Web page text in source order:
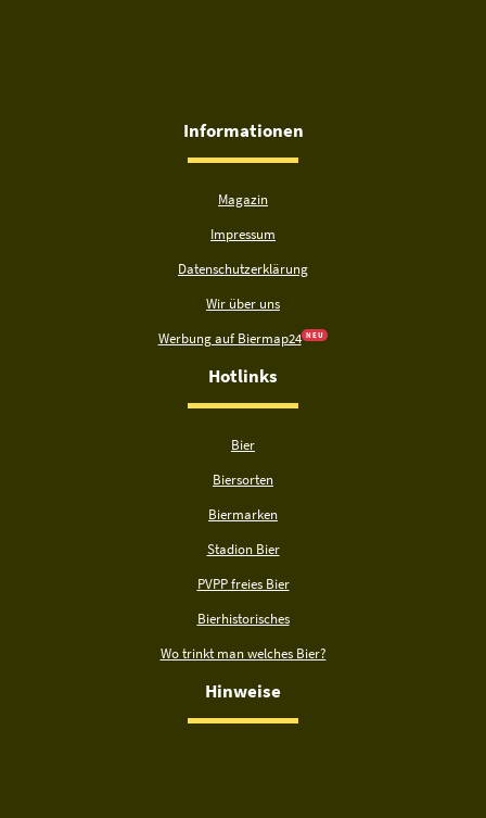
Informationen
Magazin
Impressum
Datenschutzerklärung
Wir über uns
Werbung auf Biermap24 N E U
Hotlinks
Bier
Biersorten
Biermarken
Stadion Bier
PVPP freies Bier
Bierhistorisches
Wo trinkt man welches Bier?
Hinweise